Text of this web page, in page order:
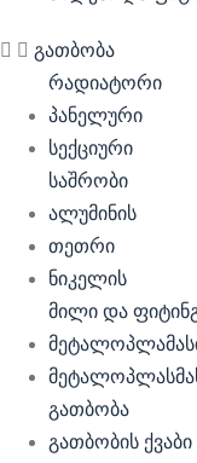
გათბობა
რადიატორი
პანელური
სექციური
საშრობი
ალუმინის
თეთრი
ნიკელის
მილი და
გათბობა
გათბობის ქვაბი